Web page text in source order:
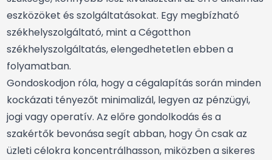
eszközöket és szolgáltatásokat. Egy megbízható
székhelyszolgáltató, mint a Cégotthon
székhelyszolgáltatás, elengedhetetlen ebben a
folyamatban.
Gondoskodjon róla, hogy a cégalapítás során minden
kockázati tényezőt minimalizál, legyen az pénzügyi,
jogi vagy operatív. Az előre gondolkodás és a
szakértők bevonása segít abban, hogy Ön csak az
üzleti célokra koncentrálhasson, miközben a sikeres